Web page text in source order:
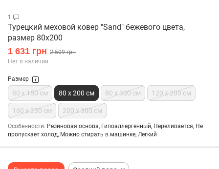
1
Турецкий меховой ковер "Sand" бежевого цвета,
размер 80х200
1 631 грн 2 509 грн
Нет в наличии
Размер
80 x 150 см 80 x 200 см 80 x 300 см 120 x 200 см
160 х 230 см 200 х 300 см
Особенности
Резиновая основа, Гипоаллергенный, Переливается, Не
пропускает холод, Можно стирать в машинке, Легкий